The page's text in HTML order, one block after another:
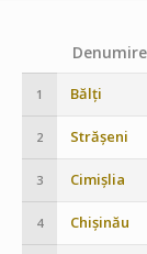
Denumire
1 Bălți
2 Strășeni
3 Cimișlia
4 Chișinău